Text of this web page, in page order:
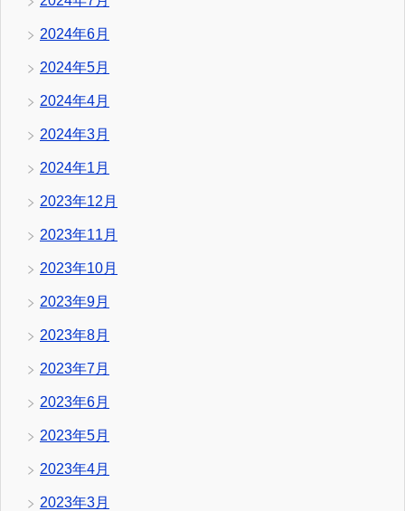
2024年6月
2024年5月
2024年4月
2024年3月
2024年1月
2023年12月
2023年11月
2023年10月
2023年9月
2023年8月
2023年7月
2023年6月
2023年5月
2023年4月
2023年3月